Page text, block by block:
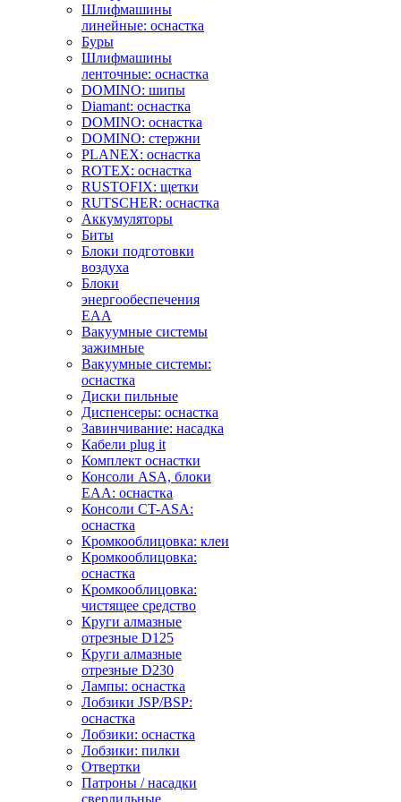
Шлифмашины
линейные: оснастка
Буры
Шлифмашины
ленточные: оснастка
DOMINO: шипы
Diamant: оснастка
DOMINO: оснастка
DOMINO: стержни
PLANEX: оснастка
ROTEX: оснастка
RUSTOFIX: щетки
RUTSCHER: оснастка
Аккумуляторы
Биты
Блоки подготовки
воздуха
Блоки
энергообеспечения
EAA
Вакуумные системы
зажимные
Вакуумные системы:
оснастка
Диски пильные
Диспенсеры: оснастка
Завинчивание: насадка
Кабели plug it
Комплект оснастки
Консоли ASA, блоки
EAA: оснастка
Консоли CT-ASA:
оснастка
Кромкооблицовка: клеи
Кромкооблицовка:
оснастка
Кромкооблицовка:
чистящее средство
Круги алмазные
отрезные D125
Круги алмазные
отрезные D230
Лампы: оснастка
Лобзики JSP/BSP:
оснастка
Лобзики: оснастка
Лобзики: пилки
Отвертки
Патроны / насадки
сверлильные